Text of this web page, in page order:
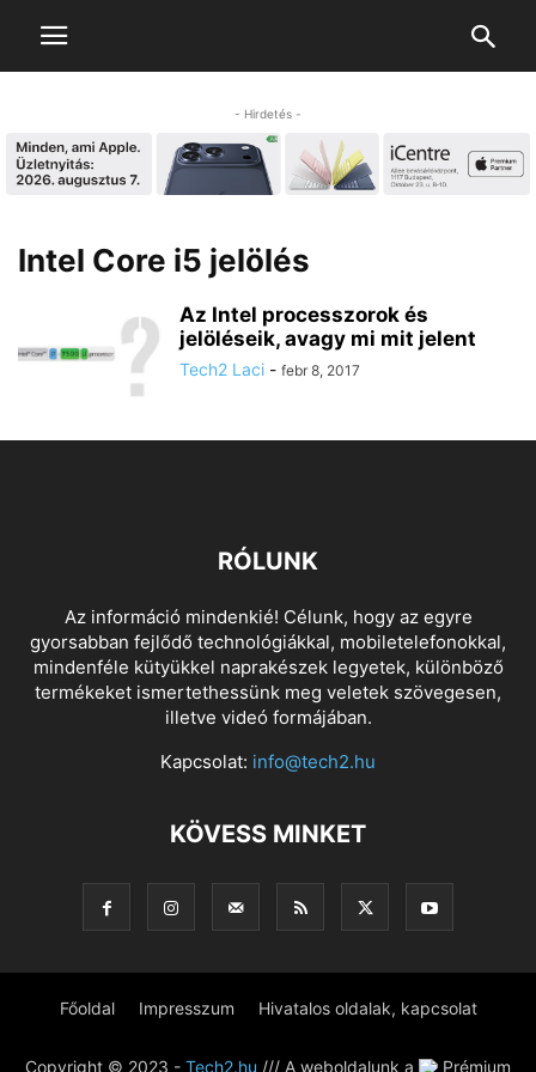
- Hirdetés -
Intel Core i5 jelölés
Az Intel processzorok és
jelöléseik, avagy mi mit jelent
Tech2 Laci - febr 8, 2017
RÓLUNK
Az információ mindenkié! Célunk, hogy az egyre
gyorsabban fejlődő technológiákkal, mobiletelefonokkal,
mindenféle kütyükkel naprakészek legyetek, különböző
termékeket ismertethessünk meg veletek szövegesen,
illetve videó formájában.
Kapcsolat: info@tech2.hu
KÖVESS MINKET
Főoldal Impresszum Hivatalos oldalak, kapcsolat
Copyright © 2023 - Tech2.hu /// A weboldalunk a Prémium